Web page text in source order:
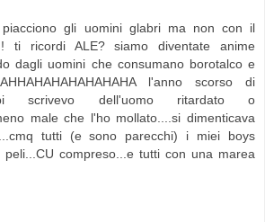
gli uomini glabri ma non con il
ti ricordi ALE? siamo diventate anime
dagli uomini che consumano borotalco e
l'anno scorso di
scrivevo dell'uomo ritardato o
male che l'ho mollato....si dimenticava
tutti (e sono parecchi) i miei boys
peli...CU compreso...e tutti con una marea